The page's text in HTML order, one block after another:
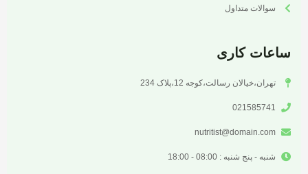
سوالات متداول
ساعات کاری
تهران،خیالان رسالت،کوجه 12،پلاک 234
021585741
nutritist@domain.com
شنبه - پنج شنبه : 08:00 - 18:00